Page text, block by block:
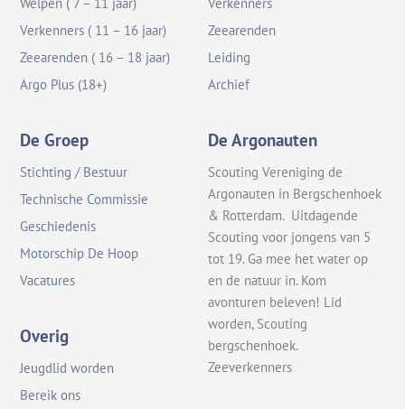
Verkenners ( 11 – 16 jaar)
Zeearenden ( 16 – 18 jaar)
Argo Plus (18+)
Zeearenden
Leiding
Archief
De Groep
Stichting / Bestuur
Technische Commissie
Geschiedenis
Motorschip De Hoop
Vacatures
Overig
Jeugdlid worden
Bereik ons
De Argonauten
Scouting Vereniging de
Argonauten in Bergschenhoek
& Rotterdam. Uitdagende
Scouting voor jongens van 5
tot 19. Ga mee het water op
en de natuur in. Kom
avonturen beleven! Lid
worden, Scouting
bergschenhoek.
Zeeverkenners